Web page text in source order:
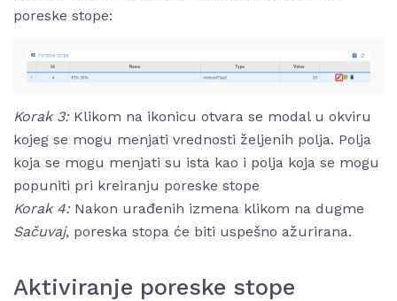
poreske stope:
Korak 3: Klikom na ikonicu otvara se modal u okviru
kojeg se mogu menjati vrednosti željenih polja. Polja
koja se mogu menjati su ista kao i polja koja se mogu
popuniti pri kreiranju poreske stope
Korak 4: Nakon urađenih izmena klikom na dugme
Sačuvaj, poreska stopa će biti uspešno ažurirana.
Aktiviranje poreske stope